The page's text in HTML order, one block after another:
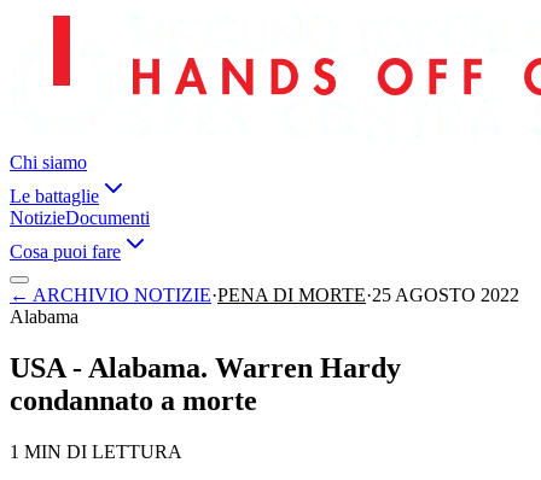
Chi siamo
Le battaglie
NotizieDocumenti
Cosa puoi fare
← ARCHIVIO NOTIZIE·PENA DI MORTE·25 AGOSTO 2022
Alabama
USA - Alabama. Warren Hardy
condannato a morte
1 MIN DI LETTURA